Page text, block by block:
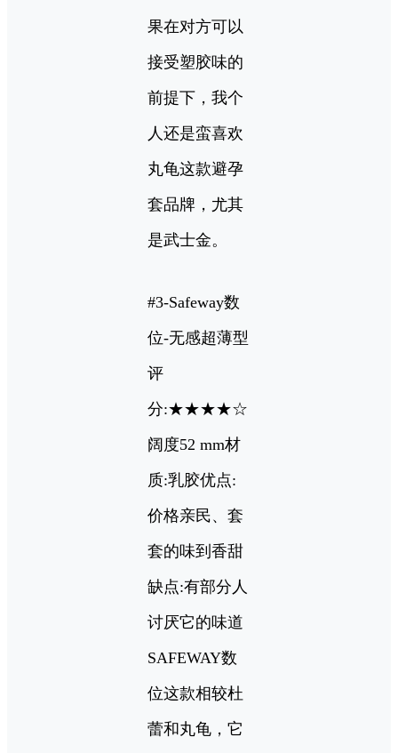
果在对方可以
接受塑胶味的
前提下，我个
人还是蛮喜欢
丸龟这款避孕
套品牌，尤其
是武士金。
#3-Safeway数
位-无感超薄型
评
分:★★★★☆
阔度52 mm材
质:乳胶优点:
价格亲民、套
套的味到香甜
缺点:有部分人
讨厌它的味道
SAFEWAY数
位这款相较杜
蕾和丸龟，它